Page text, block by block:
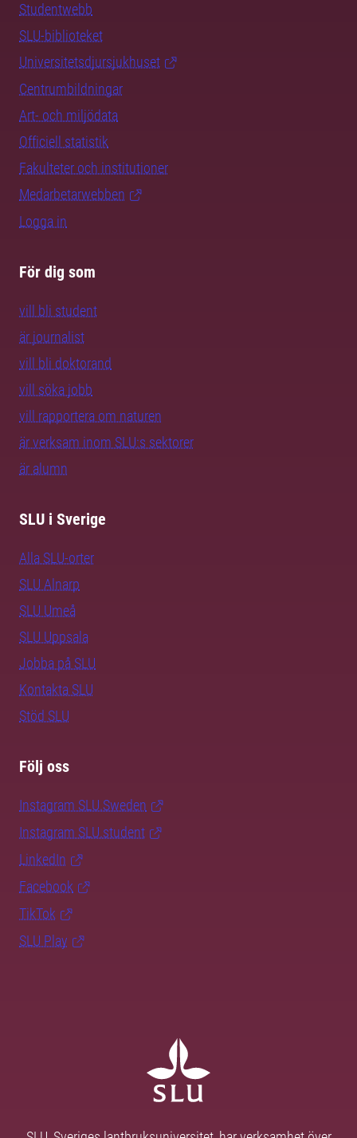
Studentwebb
SLU-biblioteket
Universitetsdjursjukhuset
Centrumbildningar
Art- och miljödata
Officiell statistik
Fakulteter och institutioner
Medarbetarwebben
Logga in
För dig som
vill bli student
är journalist
vill bli doktorand
vill söka jobb
vill rapportera om naturen
är verksam inom SLU:s sektorer
är alumn
SLU i Sverige
Alla SLU-orter
SLU Alnarp
SLU Umeå
SLU Uppsala
Jobba på SLU
Kontakta SLU
Stöd SLU
Följ oss
Instagram SLU.Sweden
Instagram SLU.student
LinkedIn
Facebook
TikTok
SLU Play